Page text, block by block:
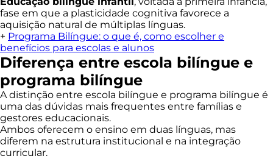
fase em que a plasticidade cognitiva favorece a
aquisição natural de múltiplas línguas.
+ Programa Bilíngue: o que é, como escolher e
benefícios para escolas e alunos
Diferença entre escola bilíngue e
programa bilíngue
A distinção entre escola bilíngue e programa bilíngue é
uma das dúvidas mais frequentes entre famílias e
gestores educacionais.
Ambos oferecem o ensino em duas línguas, mas
diferem na estrutura institucional e na integração
curricular.